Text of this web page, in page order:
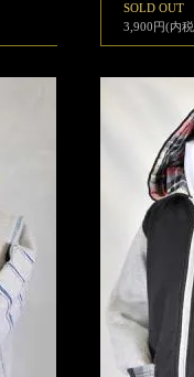
SOLD OUT
3,900円(内